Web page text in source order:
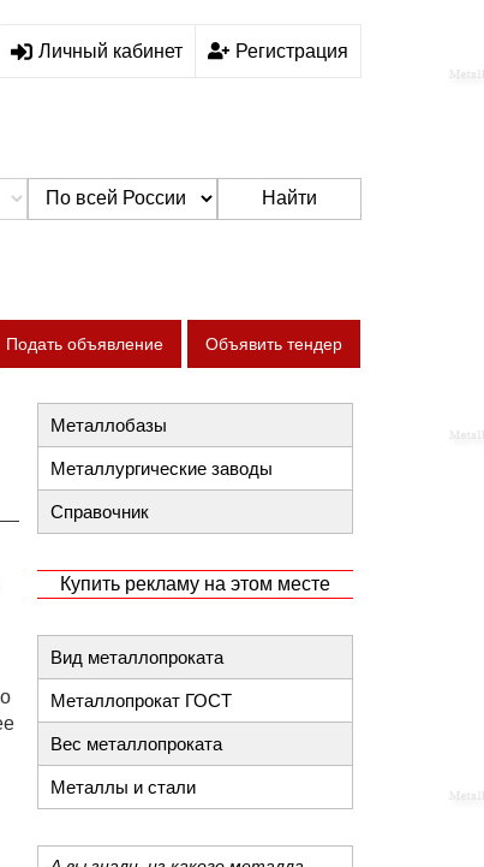
Личный кабинет Регистрация
Найти
Подать объявление Объявить тендер
Металлобазы
Металлургические заводы
Справочник
Купить рекламу на этом месте
Вид металлопроката
Металлопрокат ГОСТ
Вес металлопроката
Металлы и стали